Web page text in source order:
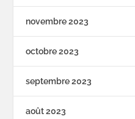
novembre 2023
octobre 2023
septembre 2023
août 2023